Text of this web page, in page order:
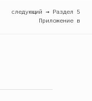
следующий → Раздел 5
Приложение в